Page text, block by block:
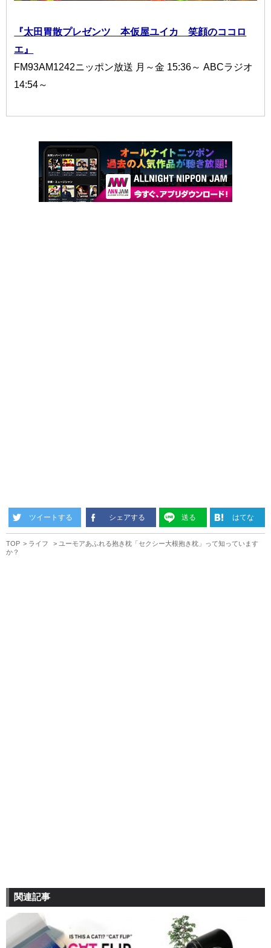
『太田胃散プレゼンツ 本仮屋ユイカ 笑顔のココロ
エ』
FM93AM1242ニッポン放送 月～金 15:36～ ABCラジオ
14:54～
ツイートする シェアする 送る はてな
TOP ライフ
ユーモアあふれる抱き枕「セクシー大根抱き枕」って知っています
か？
関連記事